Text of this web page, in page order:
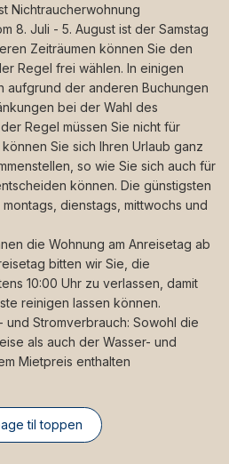
Nichtraucherwohnung
8. Juli - 5. August ist der Samstag
Zeiträumen können Sie den
Regel frei wählen. In einigen
aufgrund der anderen Buchungen
bei der Wahl des
Regel müssen Sie nicht für
Sie sich Ihren Urlaub ganz
so wie Sie sich auch für
können. Die günstigsten
dienstags, mittwochs und
die Wohnung am Anreisetag ab
bitten wir Sie, die
10:00 Uhr zu verlassen, damit
reinigen lassen können.
und Stromverbrauch: Sowohl die
als auch der Wasser- und
Mietpreis enthalten
til toppen